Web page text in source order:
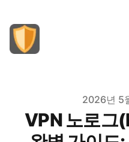
2026년 5
VPN 노로그